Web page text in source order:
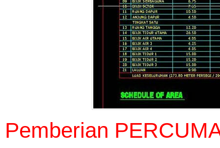
Pemberian